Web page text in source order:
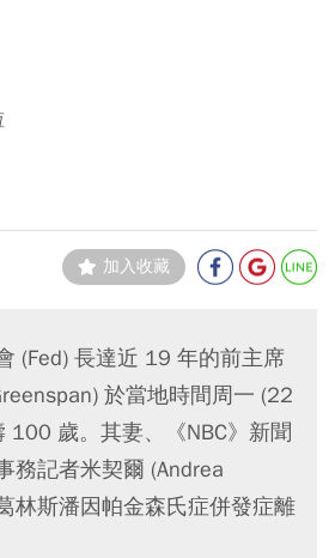
加入收藏
(Fed) 長達近 19 年的前主席
於當地時間周一 (22
100 歲。其妻、《NBC》新聞
務記者米契爾 (Andrea
林斯潘因帕金森氏症併發症離